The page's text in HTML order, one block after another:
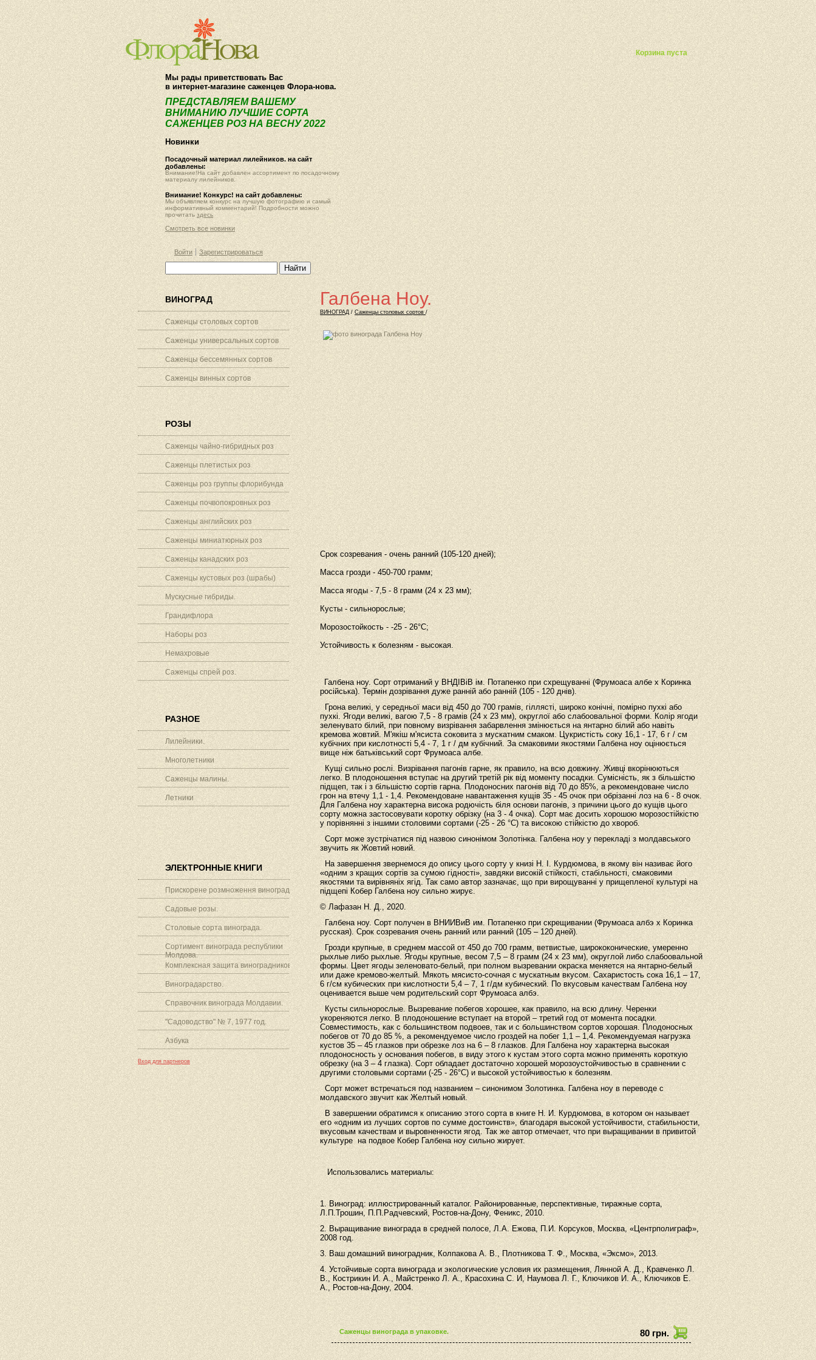
Корзина пуста
О компании Как купить Фотогалерея Статьи Опт Контакты
Мы рады приветствовать Вас
в интернет-магазине саженцев Флора-нова.
ПРЕДСТАВЛЯЕМ ВАШЕМУ
ВНИМАНИЮ ЛУЧШИЕ СОРТА
САЖЕНЦЕВ РОЗ НА ВЕСНУ 2022
Новинки
Посадочный материал лилейников. на сайт
добавлены:
Внимание!На сайт добавлен ассортимент по посадочному
материалу лилейников.
Внимание! Конкурс! на сайт добавлены:
Мы объявляем конкурс на лучшую фотографию и самый
информативный комментарий! Подробности можно
прочитать здесь
Смотреть все новинки
Войти Зарегистрироваться
ВИНОГРАД
Саженцы столовых сортов
Саженцы универсальных сортов
Саженцы бессемянных сортов
Саженцы винных сортов
РОЗЫ
Саженцы чайно-гибридных роз
Саженцы плетистых роз
Саженцы роз группы флорибунда
Саженцы почвопокровных роз
Саженцы английских роз
Саженцы миниатюрных роз
Саженцы канадских роз
Саженцы кустовых роз (шрабы)
Мускусные гибриды.
Грандифлора
Наборы роз
Немахровые
Саженцы спрей роз.
РАЗНОЕ
Лилейники.
Многолетники
Саженцы малины.
Летники
ЭЛЕКТРОННЫЕ КНИГИ
Прискорене розмноження винограду.
Садовые розы.
Столовые сорта винограда.
Сортимент винограда республики
Молдова.
Комплексная защита виноградников.
Виноградарство.
Справочник винограда Молдавии.
"Садоводство" № 7, 1977 год.
Азбука
Вход для партнеров
Галбена Ноу.
ВИНОГРАД / Саженцы столовых сортов /
Срок созревания - очень ранний (105-120 дней);
Масса грозди - 450-700 грамм;
Масса ягоды - 7,5 - 8 грамм (24 х 23 мм);
Кусты - сильнорослые;
Морозостойкость - -25 - 26°С;
Устойчивость к болезням - высокая.
Галбена ноу. Сорт отриманий у ВНДІВіВ ім. Потапенко при схрещуванні (Фрумоаса албе х Коринка
російська). Термін дозрівання дуже ранній або ранній (105 - 120 днів).
Грона великі, у середньої маси від 450 до 700 грамів, гіллясті, широко конічні, помірно пухкі або
пухкі. Ягоди великі, вагою 7,5 - 8 грамів (24 х 23 мм), округлої або слабоовальної форми. Колір ягоди
зеленувато білий, при повному визрівання забарвлення змінюється на янтарно білий або навіть
кремова жовтий. М'якіш м'ясиста соковита з мускатним смаком. Цукристість соку 16,1 - 17, 6 г / см
кубічних при кислотності 5,4 - 7, 1 г / дм кубічний. За смаковими якостями Галбена ноу оцінюється
вище ніж батьківський сорт Фрумоаса албе.
Кущі сильно рослі. Визрівання пагонів гарне, як правило, на всю довжину. Живці вкорінюються
легко. В плодоношення вступає на другий третій рік від моменту посадки. Сумісність, як з більшістю
підщеп, так і з більшістю сортів гарна. Плодоносних пагонів від 70 до 85%, а рекомендоване число
грон на втечу 1,1 - 1,4. Рекомендоване навантаження кущів 35 - 45 очок при обрізанні лоз на 6 - 8 очок.
Для Галбена ноу характерна висока родючість біля основи пагонів, з причини цього до кущів цього
сорту можна застосовувати коротку обрізку (на 3 - 4 очка). Сорт має досить хорошою морозостійкістю
у порівнянні з іншими столовими сортами (-25 - 26 °С) та високою стійкістю до хвороб.
Сорт може зустрічатися під назвою синонімом Золотінка. Галбена ноу у перекладі з молдавського
звучить як Жовтий новий.
На завершення звернемося до опису цього сорту у книзі Н. І. Курдюмова, в якому він називає його
«одним з кращих сортів за сумою гідності», завдяки високій стійкості, стабільності, смаковими
якостями та вирівняніх ягід. Так само автор зазначає, що при вирощуванні у прищепленої культурі на
підщепі Кобер Галбена ноу сильно жирує.
© Лафазан Н. Д., 2020.
Галбена ноу. Сорт получен в ВНИИВиВ им. Потапенко при скрещивании (Фрумоаса албэ х Коринка
русская). Срок созревания очень ранний или ранний (105 – 120 дней).
Грозди крупные, в среднем массой от 450 до 700 грамм, ветвистые, ширококонические, умеренно
рыхлые либо рыхлые. Ягоды крупные, весом 7,5 – 8 грамм (24 х 23 мм), округлой либо слабоовальной
формы. Цвет ягоды зеленовато-белый, при полном вызревании окраска меняется на янтарно-белый
или даже кремово-желтый. Мякоть мясисто-сочная с мускатным вкусом. Сахаристость сока 16,1 – 17,
6 г/см кубических при кислотности 5,4 – 7, 1 г/дм кубический. По вкусовым качествам Галбена ноу
оценивается выше чем родительский сорт Фрумоаса албэ.
Кусты сильнорослые. Вызревание побегов хорошее, как правило, на всю длину. Черенки
укореняются легко. В плодоношение вступает на второй – третий год от момента посадки.
Совместимость, как с большинством подвоев, так и с большинством сортов хорошая. Плодоносных
побегов от 70 до 85 %, а рекомендуемое число гроздей на побег 1,1 – 1,4. Рекомендуемая нагрузка
кустов 35 – 45 глазков при обрезке лоз на 6 – 8 глазков. Для Галбена ноу характерна высокая
плодоносность у основания побегов, в виду этого к кустам этого сорта можно применять короткую
обрезку (на 3 – 4 глазка). Сорт обладает достаточно хорошей морозоустойчивостью в сравнении с
другими столовыми сортами (-25 - 26°С) и высокой устойчивостью к болезням.
Сорт может встречаться под названием – синонимом Золотинка. Галбена ноу в переводе с
молдавского звучит как Желтый новый.
В завершении обратимся к описанию этого сорта в книге Н. И. Курдюмова, в котором он называет
его «одним из лучших сортов по сумме достоинств», благодаря высокой устойчивости, стабильности,
вкусовым качествам и выровненности ягод. Так же автор отмечает, что при выращивании в привитой
культуре на подвое Кобер Галбена ноу сильно жирует.
Использовались материалы:
1. Виноград: иллюстрированный каталог. Районированные, перспективные, тиражные сорта,
Л.П.Трошин, П.П.Радчевский, Ростов-на-Дону, Феникс, 2010.
2. Выращивание винограда в средней полосе, Л.А. Ежова, П.И. Корсуков, Москва, «Центрполиграф»,
2008 год.
3. Ваш домашний виноградник, Колпакова А. В., Плотникова Т. Ф., Москва, «Эксмо», 2013.
4. Устойчивые сорта винограда и экологические условия их размещения, Лянной А. Д., Кравченко Л.
В., Кострикин И. А., Майстренко Л. А., Красохина С. И, Наумова Л. Г., Ключиков И. А., Ключиков Е.
А., Ростов-на-Дону, 2004.
Саженцы винограда в упаковке. 80 грн.